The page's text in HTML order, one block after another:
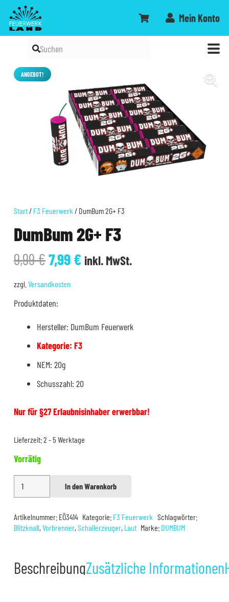
Mein Konto
ANGEBOT!
Start/ F3 Feuerwerk / DumBum 2G+ F3
DumBum 2G+ F3
9,99€Ursprünglicher
Preis
war:
9,99 €
7,99€Aktueller
inkl. MwSt.
zzgl. Versandkosten
Produktdaten:
Hersteller: DumBum Feuerwerk
Kategorie: F3
NEM: 20g
Schusszahl: 20
Nur für §27 Erlaubnisinhaber erwerbbar!
Lieferzeit:2 - 5 Werktage
Vorrätig
DumBum
2G+
Menge
In den Warenkorb
Alternative:
Artikelnummer: EÖ3414 Kategorie: F3 Feuerwerk Schlagwörter:
Blitzknall, Vorbrenner, Schallerzeuger, Laut Marke: DUMBUM
BeschreibungZusätzliche Informationen